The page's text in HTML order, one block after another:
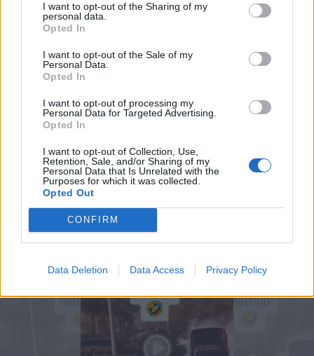
I want to opt-out of the Sharing of my
personal data.
Opted In
I want to opt-out of the Sale of my
Personal Data.
Opted In
I want to opt-out of processing my
Personal Data for Targeted Advertising.
Opted In
I want to opt-out of Collection, Use,
Retention, Sale, and/or Sharing of my
Personal Data that Is Unrelated with the
Purposes for which it was collected.
Opted Out
CONFIRM
Data Deletion Data Access Privacy Policy
·Ti stimo·Rispondi
sostengono. E quei nazisti vogliono ostacolare gli
aerei, le macchine e i trasporti per rinchiuderci come
in Corea del Nord in modo più subdolo.
23 Marzo alle ore 19:11
·Ti stimo
nontengodinero livello 10
18 Marzo- 4.025 visualizzazioni